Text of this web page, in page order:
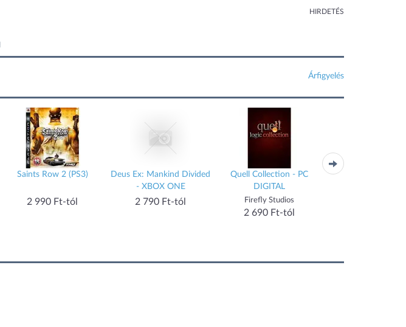
HIRDETÉS
Árfigyelés
Saints Row 2 (PS3)
2 990 Ft-tól
Deus Ex: Mankind Divided
- XBOX ONE
2 790 Ft-tól
Quell Collection - PC
DIGITAL
Firefly Studios
2 690 Ft-tól
Sid Meier's